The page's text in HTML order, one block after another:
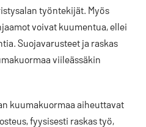
työntekijät. Myös
voivat kuumentua, ellei
Suojavarusteet ja raskas
viileässäkin
kuumakuormaa aiheuttavat
fyysisesti raskas työ,